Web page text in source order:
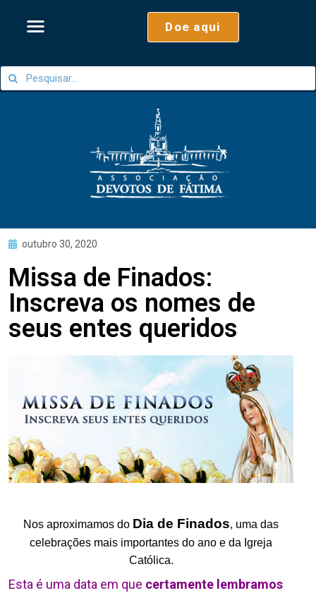
Doe aqui
outubro 30, 2020
Missa de Finados:
Inscreva os nomes de
seus entes queridos
Nos aproximamos do Dia de Finados, uma das
celebrações mais importantes do ano e da Igreja
Católica.
Esta é uma data em que certamente lembramos